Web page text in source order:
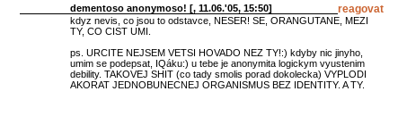
reagovat
dementoso anonymoso! [, 11.06.'05, 15:50]
kdyz nevis, co jsou to odstavce, NESER! SE, ORANGUTANE, MEZI
TY, CO CIST UMI.
ps. URCITE NEJSEM VETSI HOVADO NEZ TY!:) kdyby nic jinyho,
umim se podepsat, IQáku:) u tebe je anonymita logickym vyustenim
debility. TAKOVEJ SHIT (co tady smolis porad dokolecka) VYPLODI
AKORAT JEDNOBUNECNEJ ORGANISMUS BEZ IDENTITY. A TY.